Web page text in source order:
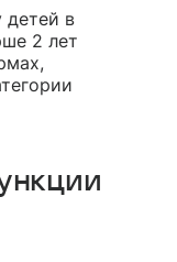
детей в
2 лет